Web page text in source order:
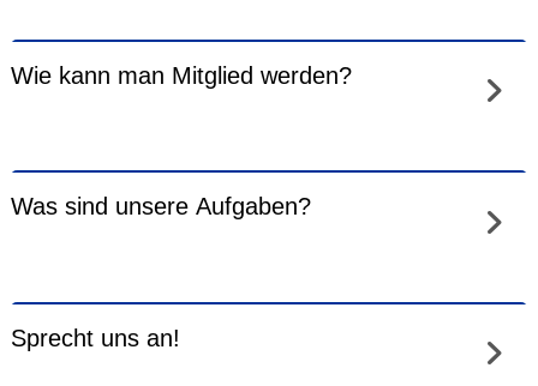
Wie kann man Mitglied werden?
Was sind unsere Aufgaben?
Sprecht uns an!